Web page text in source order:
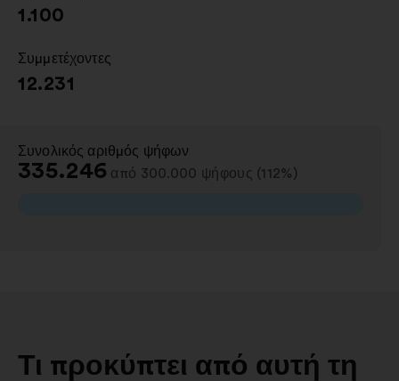
1.100
Συμμετέχοντες
:
12.231
Συνολικός αριθμός ψήφων
:
335.246 από 300.000 ψήφους (112%)
Τι προκύπτει από αυτή τη